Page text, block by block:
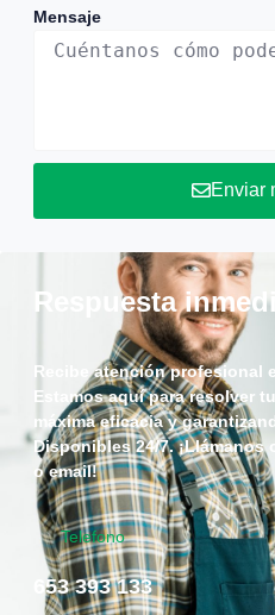
Mensaje
Enviar
Respuesta
Recibe atención profesional
Estamos aquí para resolver
máxima eficacia y
Disponibles 24/7.
o email!
Telefono
653 393 133